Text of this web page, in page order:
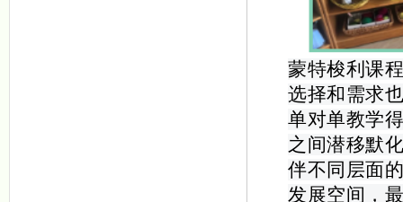
蒙特梭利课
选择和需求
单对单教学
之间潜移默
伴不同层面
发展空间，